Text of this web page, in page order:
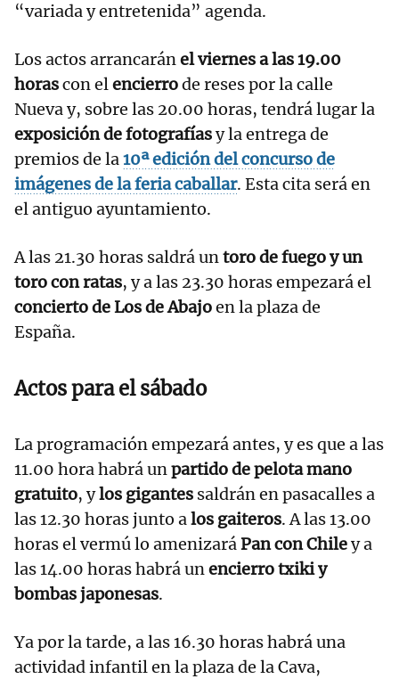
“variada y entretenida” agenda.
Los actos arrancaránel viernes a las 19.00
horascon elencierrode reses por la calle
Nueva y, sobre las 20.00 horas, tendrá lugar la
exposición de fotografíasy la entrega de
premios de la10ª edición del concurso de
imágenes de la feria caballar. Esta cita será en
el antiguo ayuntamiento.
A las 21.30 horas saldrá untoro de fuego y un
toro con ratas, y a las 23.30 horas empezará el
concierto de Los de Abajoen la plaza de
España.
Actos para el sábado
La programación empezará antes, y es que a las
11.00 hora habrá unpartido de pelota mano
gratuito, ylos gigantes saldrán en pasacalles a
las 12.30 horas junto alos gaiteros. A las 13.00
horas el vermú lo amenizaráPan con Chiley a
las 14.00 horas habrá unencierro txiki y
bombas japonesas.
Ya por la tarde, a las 16.30 horas habrá una
actividad infantil en la plaza de la Cava,